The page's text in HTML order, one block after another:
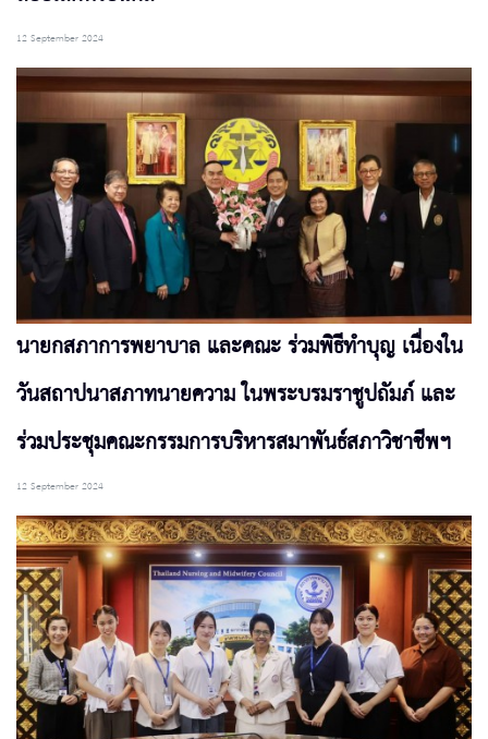
12 September 2024
นายกสภาการพยาบาล และคณะ ร่วมพิธีทำบุญ เนื่องใน
วันสถาปนาสภาทนายความ ในพระบรมราชูปถัมภ์ และ
ร่วมประชุมคณะกรรมการบริหารสมาพันธ์สภาวิชาชีพฯ
12 September 2024